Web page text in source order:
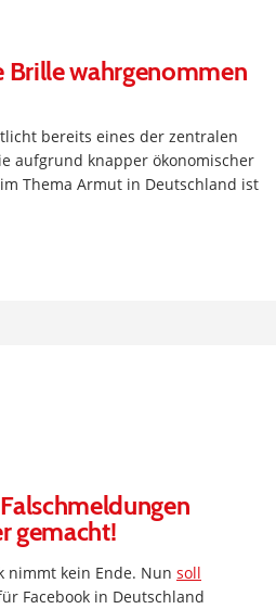
wahrgenommen
bereits eines der zentralen
aufgrund knapper ökonomischer
Thema Armut in Deutschland ist
gemacht!
nimmt kein Ende. Nun soll
Facebook in Deutschland